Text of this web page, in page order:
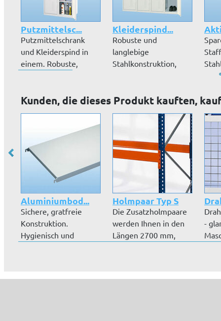
Putzmittelsc...
Putzmittelschrank
und Kleiderspind in
einem. Robuste,
Kleiderspind...
Robuste und
langlebige
Stahlkonstruktion,
Kunden, die dieses Produkt kauften,
Aluminiumbod...
Sichere, gratfreie
Konstruktion.
Hygienisch und
Holmpaar Typ S
Die Zusatzholmpaare
werden Ihnen in den
Längen 2700 mm,
-